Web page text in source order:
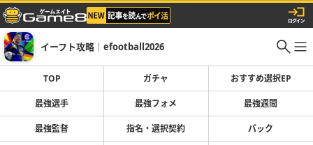
イーフト攻略｜efootball2026
TOP ガチャ おすすめ選択EP
最強選手 最強フォメ 最強週間
最強監督 指名・選択契約 パック